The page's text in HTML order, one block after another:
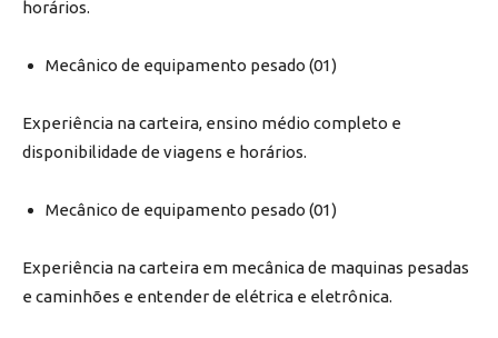
horários.
Mecânico de equipamento pesado (01)
Experiência na carteira, ensino médio completo e
disponibilidade de viagens e horários.
Mecânico de equipamento pesado (01)
Experiência na carteira em mecânica de maquinas pesadas
e caminhões e entender de elétrica e eletrônica.